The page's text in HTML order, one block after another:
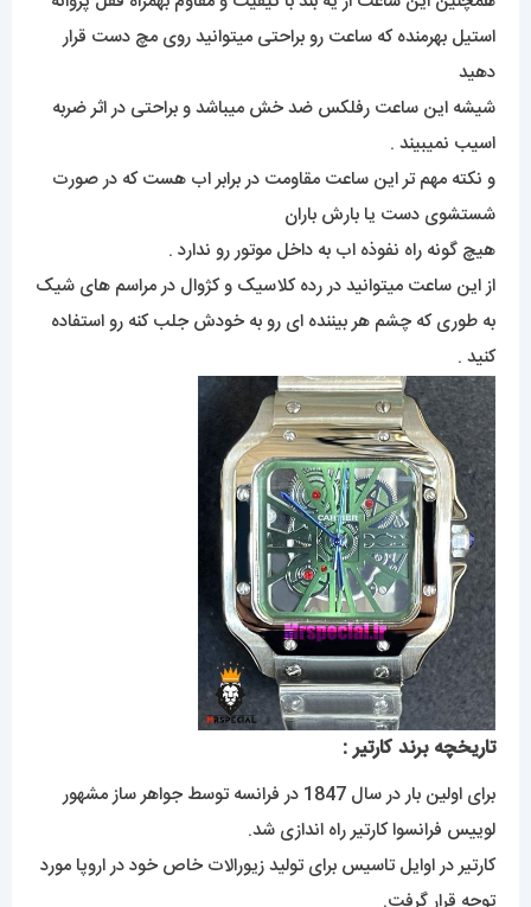
استیل بهرمنده که ساعت رو براحتی میتوانید روی مچ دست قرار
دهید
شیشه این ساعت رفلکس ضد خش میباشد و براحتی در اثر ضربه
اسیب نمیبیند .
و نکته مهم تر این ساعت مقاومت در برابر اب هست که در صورت
شستشوی دست یا بارش باران
هیچ گونه راه نفوذه اب به داخل موتور رو ندارد .
از این ساعت میتوانید در رده کلاسیک و کژوال در مراسم های شیک
به طوری که چشم هر بیننده ای رو به خودش جلب کنه رو استفاده
کنید .
تاریخچه برند کارتیر :
برای اولین بار در سال 1847 در فرانسه توسط جواهر ساز مشهور
لوییس فرانسوا کارتیر راه اندازی شد.
کارتیر در اوایل تاسیس برای تولید زیورالات خاص خود در اروپا مورد